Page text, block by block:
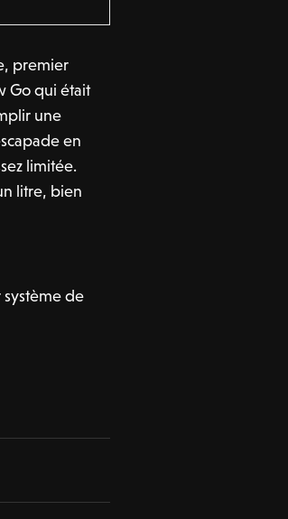
premier
Go qui était
une
en
limitée.
litre, bien
de